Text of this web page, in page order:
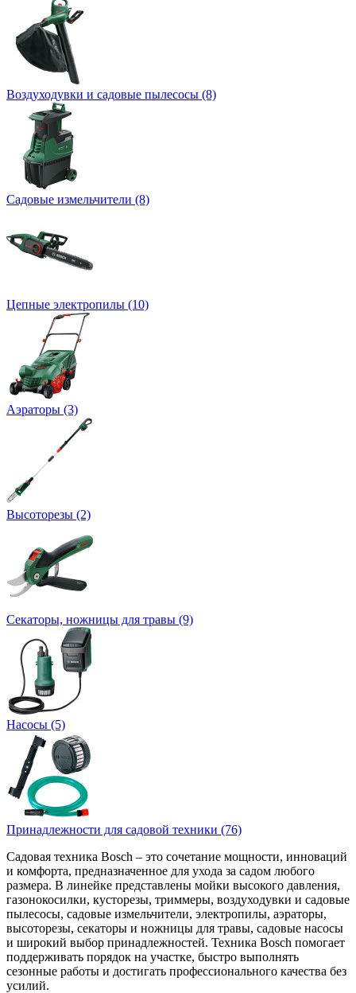
Воздуходувки и садовые пылесосы (8)
Садовые измельчители (8)
Цепные электропилы (10)
Аэраторы (3)
Высоторезы (2)
Секаторы, нoжницы для травы (9)
Насосы (5)
Принадлежности для садовой техники (76)
Садовая техника Bosch – это сочетание мощности, инноваций
и комфорта, предназначенное для ухода за садом любого
размера. В линейке представлены мойки высокого давления,
газонокосилки, кусторезы, триммеры, воздуходувки и садовые
пылесосы, садовые измельчители, электропилы, аэраторы,
высоторезы, секаторы и ножницы для травы, садовые насосы
и широкий выбор принадлежностей. Техника Bosch помогает
поддерживать порядок на участке, быстро выполнять
сезонные работы и достигать профессионального качества без
усилий.